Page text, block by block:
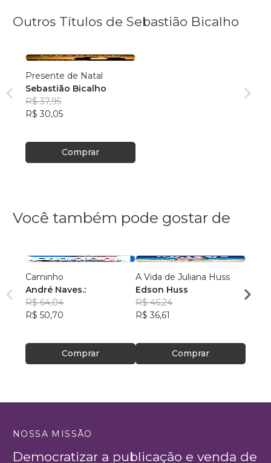
Outros Títulos de Sebastião Bicalho
Presente de Natal
Sebastião Bicalho
R$ 37,95
R$ 30,05
Comprar
Você também pode gostar de
Caminho
André Naves.:
R$ 64,04
R$ 50,70
Comprar
A Vida de Juliana Huss
Edson Huss
R$ 46,24
R$ 36,61
Comprar
DOR
NOSSA MISSÃO
Democratizar a publicação e venda de